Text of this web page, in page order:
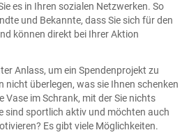
es in Ihren sozialen Netzwerken. So
und Bekannte, dass Sie sich für den
können direkt bei Ihrer Aktion
Anlass, um ein Spendenprojekt zu
nicht überlegen, was sie Ihnen schenken
Vase im Schrank, mit der Sie nichts
sind sportlich aktiv und möchten auch
Es gibt viele Möglichkeiten.